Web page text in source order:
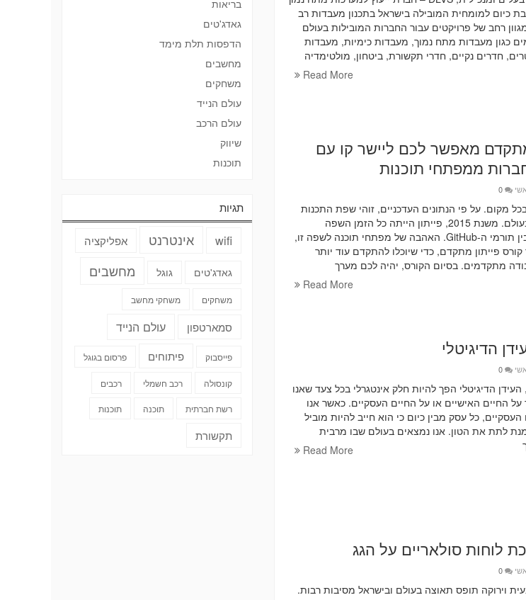
כיום למומחית המובילה בישראל בתכנון מעבדות רב
רחב של פרויקטים עבור החברות המובילות בעולם
כגון מעבדות מתח נמוך, מעבדות כימיות, מעבדות
חדרים נקיים, חדרי תקשורת, ביטחון, מולטימדיה
Read More
מתקדם מאפשר לכם ליישר קו עם
ממפתחי תוכנות
0
מקום. על פי הנתונים העדכניים, זוהי שפת התכנות
השנייה הכי אהובה בעולם. משנת 2015, פייתון הייתה כל הזמן השפה
הפופולרית ביותר מבין תורמי ה-GitHub. האהבה של מפתחי תוכנה לשפה זו,
פייתון מתקדם, כדי שיוכלו להתקדם עוד יותר
מתקדמים. בסיום הקורס, יהיה לכם מערך
Read More
הדיגיטלי
0
הדיגיטלי הפך להיות חלק אינטגרלי בכל צעד שאנו
החיים האישיים או על החיים העסקיים. כאשר אנו
כל עסק מבין כיום כי הוא חייב להיות מוביל
לתת את הטון. אנו נמצאים בעולם שבו מרבית
Read More
לוחות סולאריים על הגג
0
וירוקה תופס תאוצה בעולם ובישראל מסיבות רבות.
בריאות
גאדג'טים
הדפסות תלת מימד
מחשבים
משחקים
עולם הנייד
עולם הרכב
שיווק
תוכנות
תגיות
wifi אינטרנט אפליקציה
גאדג'טים גוגל מחשבים
משחקים משחקי מחשב
סמארטפון עולם הנייד
פייסבוק פיתוחים פרסום בגוגל
קונסולה רכב חשמלי רכבים
רשת חברתית תוכנה תוכנות
תקשורת